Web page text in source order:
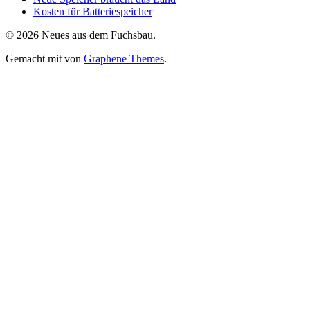
Kosten für Batteriespeicher
© 2026 Neues aus dem Fuchsbau.
Gemacht mit von Graphene Themes.